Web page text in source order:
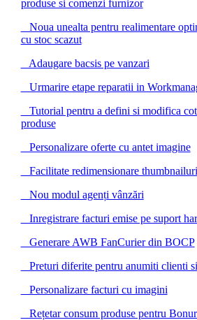
produse si comenzi furnizor
Noua unealta pentru realimentare
cu stoc scazut
Adaugare bacsis pe vanzari
Urmarire etape reparatii in
Tutorial pentru a defini si modifica
produse
Personalizare oferte cu antet imagine
Facilitate redimensionare
Nou modul agenți vânzări
Inregistrare facturi emise pe suport
Generare AWB FanCurier din BOCP
Preturi diferite pentru anumiti clienti
Personalizare facturi cu imagini
Rețetar consum produse pentru